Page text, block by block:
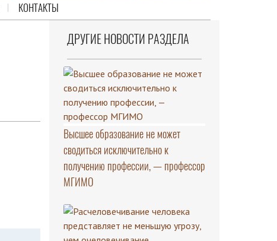
КОНТАКТЫ
ДРУГИЕ НОВОСТИ РАЗДЕЛА
Высшее образование не может
сводиться исключительно к
получению профессии, — профессор
МГИМО